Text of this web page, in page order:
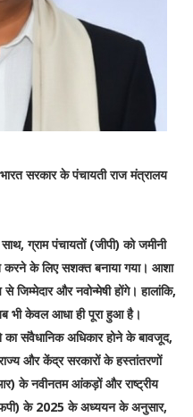
सरकार के पंचायती राज मंत्रालय
ग्राम पंचायतों (जीपी) को जमीनी
के लिए सशक्त बनाया गया। आशा
और नवोन्मेषी होंगे। हालांकि,
भी केवल आधा ही पूरा हुआ है।
संवैधानिक अधिकार होने के बावजूद,
और केंद्र सरकारों के हस्तांतरणों
के नवीनतम आंकड़ों और राष्ट्रीय
के 2025 के अध्ययन के अनुसार,